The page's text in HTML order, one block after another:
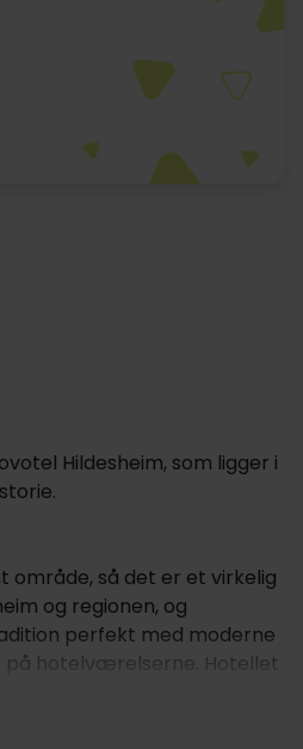
Hildesheim, som ligger i
så det er et virkelig
og regionen, og
perfekt med moderne
på hotelværelserne. Hotellet
du afslutte dagen med